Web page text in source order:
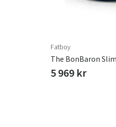
Fatboy
The BonBaron
5 969 kr